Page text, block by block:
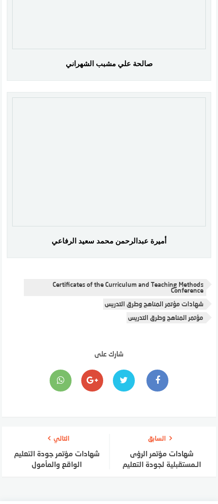
صالحة علي مشبب الشهراني
أميرة عبدالرحمن محمد سعيد الرفاعي
Certificates of the Curriculum and Teaching Methods
Conference
شهادات مؤتمر المناهج وطرق التدريس
مؤتمر المناهج وطرق التدريس
شارك على
السابق
شهادات مؤتمر الرؤى
الـمستقبلية لجودة التعليم
التالي
شهادات مؤتمر جودة التعليم
الواقع والمأمول